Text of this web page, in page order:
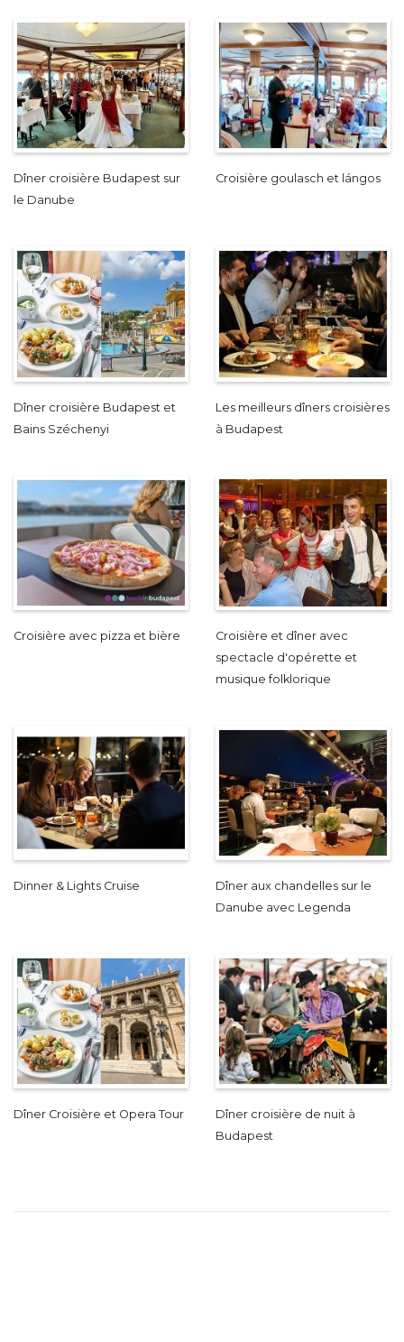
Dîner croisière Budapest sur
le Danube
Croisière goulasch et lángos
Dîner croisière Budapest et
Bains Széchenyi
Les meilleurs dîners croisières
à Budapest
Croisière avec pizza et bière
Croisière et dîner avec
spectacle d'opérette et
musique folklorique
Dinner & Lights Cruise
Dîner aux chandelles sur le
Danube avec Legenda
Dîner Croisière et Opera Tour
Dîner croisière de nuit à
Budapest